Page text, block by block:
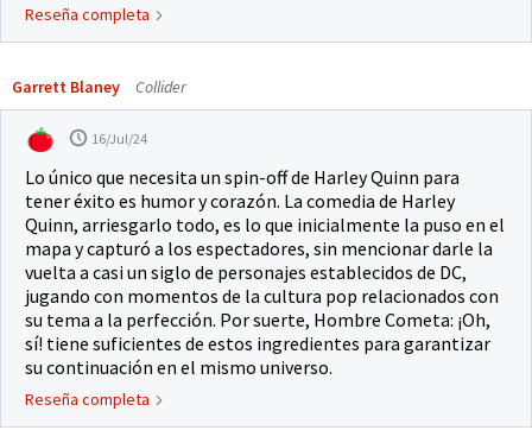
Reseña completa
Garrett Blaney Collider
16/Jul/24
Lo único que necesita un spin-off de Harley Quinn para
tener éxito es humor y corazón. La comedia de Harley
Quinn, arriesgarlo todo, es lo que inicialmente la puso en el
mapa y capturó a los espectadores, sin mencionar darle la
vuelta a casi un siglo de personajes establecidos de DC,
jugando con momentos de la cultura pop relacionados con
su tema a la perfección. Por suerte, Hombre Cometa: ¡Oh,
sí! tiene suficientes de estos ingredientes para garantizar
su continuación en el mismo universo.
Reseña completa